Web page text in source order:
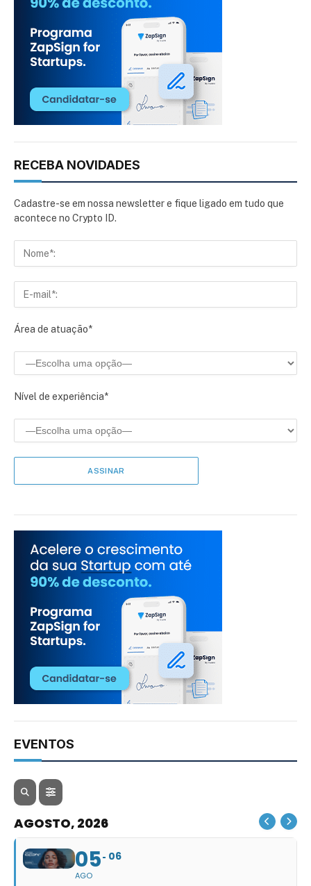
RECEBA NOVIDADES
Cadastre-se em nossa newsletter e fique ligado em tudo que
acontece no Crypto ID.
Área de atuação*
Nível de experiência*
EVENTOS
AGOSTO, 2026
05
AGO
06